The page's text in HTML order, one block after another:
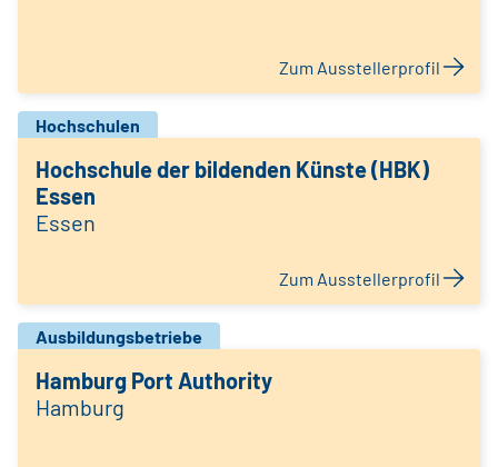
Zum Ausstellerprofil
Hochschulen
Hochschule der bildenden Künste (HBK)
Essen
Essen
Zum Ausstellerprofil
Ausbildungsbetriebe
Hamburg Port Authority
Hamburg